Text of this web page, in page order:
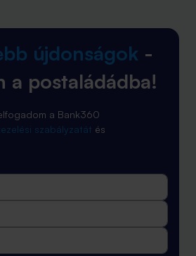
újdonságok -
a postaládádba!
a Bank360
szabályzatát és